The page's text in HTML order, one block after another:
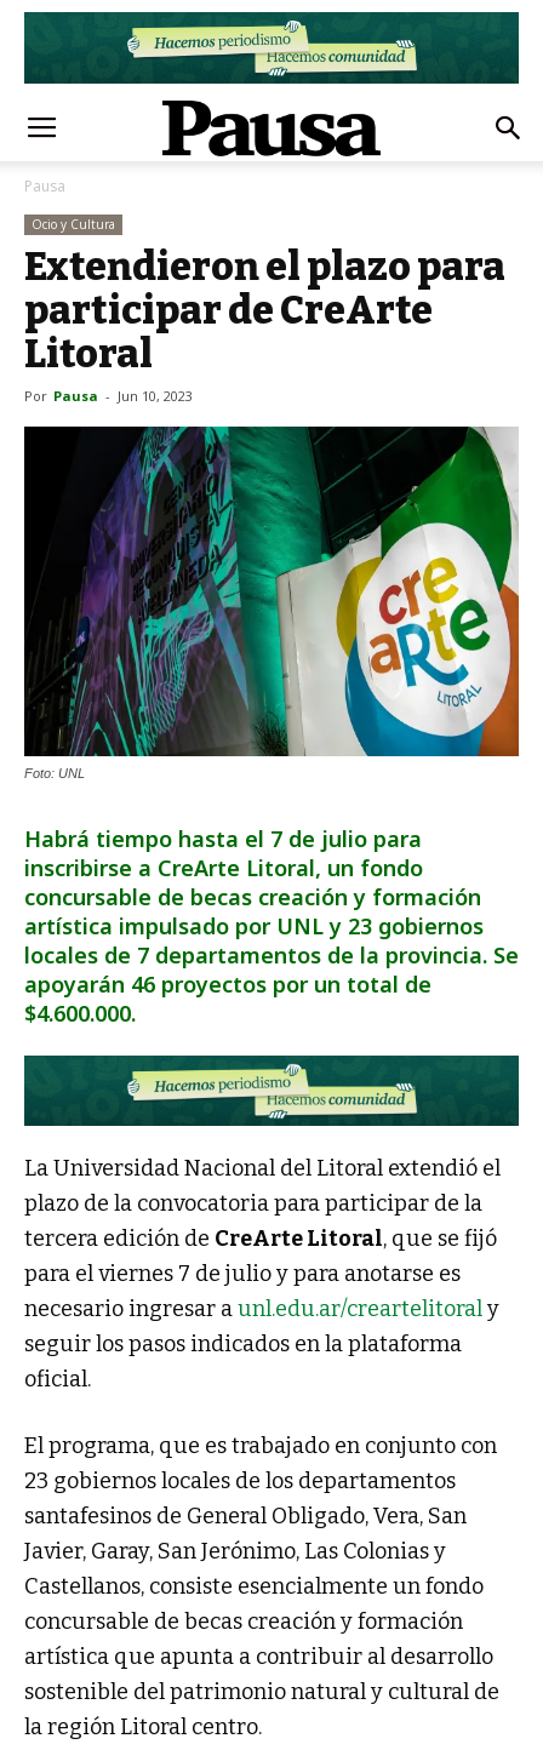
Pausa
Ocio y Cultura
Extendieron el plazo para
participar de CreArte
Litoral
Por Pausa - Jun 10, 2023
Foto: UNL
Habrá tiempo hasta el 7 de julio para
inscribirse a CreArte Litoral, un fondo
concursable de becas creación y formación
artística impulsado por UNL y 23 gobiernos
locales de 7 departamentos de la provincia. Se
apoyarán 46 proyectos por un total de
$4.600.000.
La Universidad Nacional del Litoral extendió el
plazo de la convocatoria para participar de la
tercera edición de CreArte Litoral, que se fijó
para el viernes 7 de julio y para anotarse es
necesario ingresar aunl.edu.ar/creartelitoraly
seguir los pasos indicados en la plataforma
oficial.
El programa, que es trabajado en conjunto con
23 gobiernos locales de los departamentos
santafesinos de General Obligado, Vera, San
Javier, Garay, San Jerónimo, Las Colonias y
Castellanos, consiste esencialmente un fondo
concursable de becas creación y formación
artística que apunta a contribuir al desarrollo
sostenible del patrimonio natural y cultural de
la región Litoral centro.